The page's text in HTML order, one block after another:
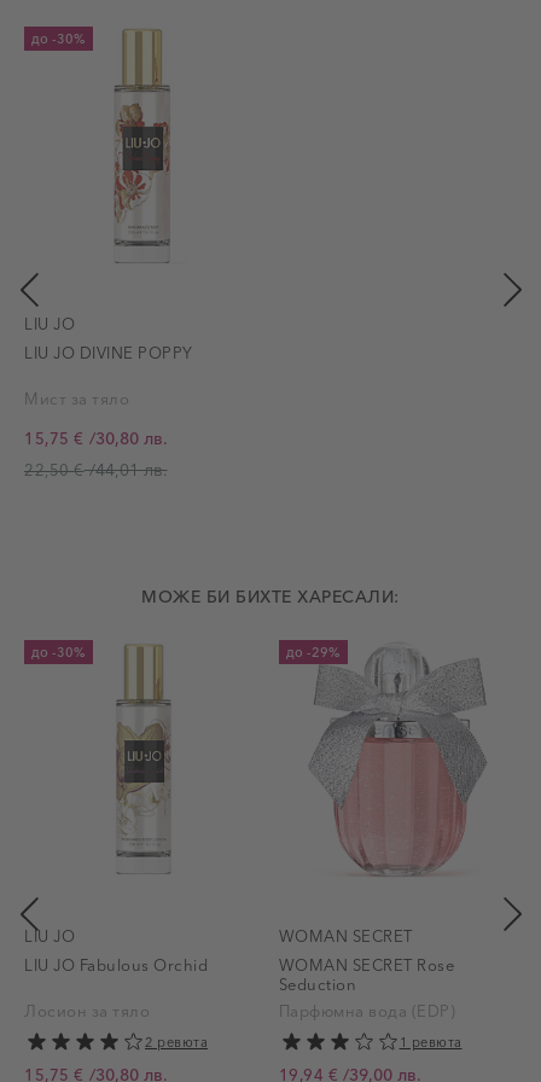
до -30%
LIU JO
LIU JO DIVINE POPPY
Мист за тяло
Промо цена
15,75 € /30,80 лв.
22,50 €/44,01 лв.
МОЖЕ БИ БИХТЕ ХАРЕСАЛИ:
до -30%
LIU JO
LIU JO Fabulous Orchid
Лосион за тяло
2 ревюта
15,75 € /30,80 лв.
до -29%
WOMAN SECRET
WOMAN SECRET Rose
Seduction
Парфюмна вода (EDP)
1 ревюта
19,94 € /39,00 лв.